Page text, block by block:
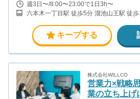
週3日〜/8:00〜23:00で1日3h〜
六本木一丁目駅 徒歩5分 溜池山王駅 徒
キープする
株式会社WILLCO
営業力×戦略
業の立ち上げ